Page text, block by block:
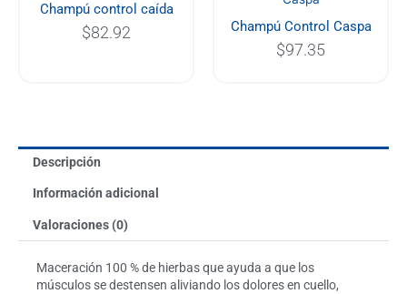
Champú control caída
$82.92 Champú Control Caspa
$97.35
Descripción
Información adicional
Valoraciones (0)
Maceración 100 % de hierbas que ayuda a que los
músculos se destensen aliviando los dolores en cuello,